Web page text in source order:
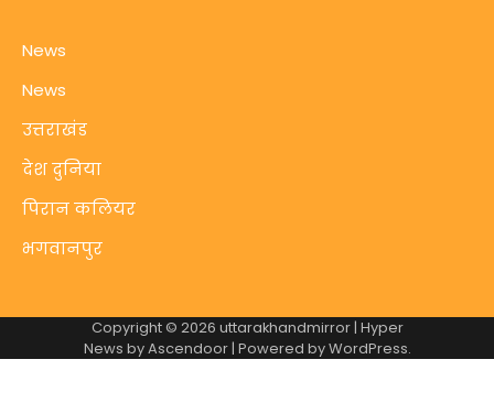
News
News
उत्तराखंड
देश दुनिया
पिरान कलियर
भगवानपुर
Copyright © 2026 uttarakhandmirror| Hyper
News byAscendoor| Powered byWordPress.